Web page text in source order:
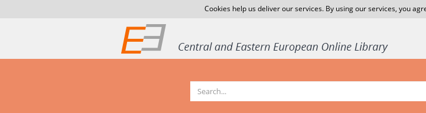
Cookies help us deliver our services. By using our services, you